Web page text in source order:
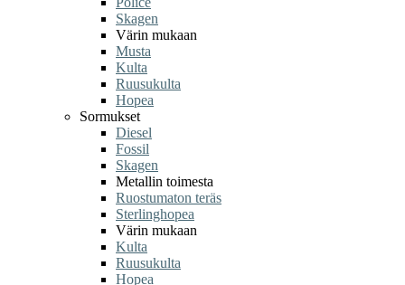
Skagen
Värin mukaan
Musta
Kulta
Ruusukulta
Hopea
Sormukset
Diesel
Fossil
Skagen
Metallin toimesta
Ruostumaton teräs
Sterlinghopea
Värin mukaan
Kulta
Ruusukulta
Hopea